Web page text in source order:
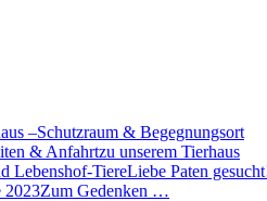
–Schutzraum & Begegnungsort
& Anfahrtzu unserem Tierhaus
Lebenshof-TiereLiebe Paten
2023Zum Gedenken …